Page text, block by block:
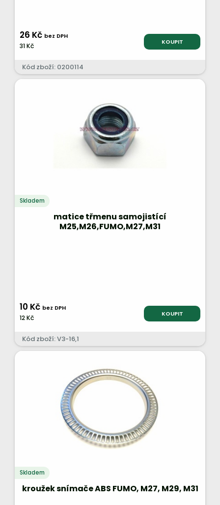
26 Kč bez DPH
31 Kč KOUPIT
Kód zboží: 0200114
Skladem
matice třmenu samojistící
M25,M26,FUMO,M27,M31
10 Kč bez DPH
12 Kč KOUPIT
Kód zboží: V3-16,1
Skladem
kroužek snímače ABS FUMO, M27, M29, M31